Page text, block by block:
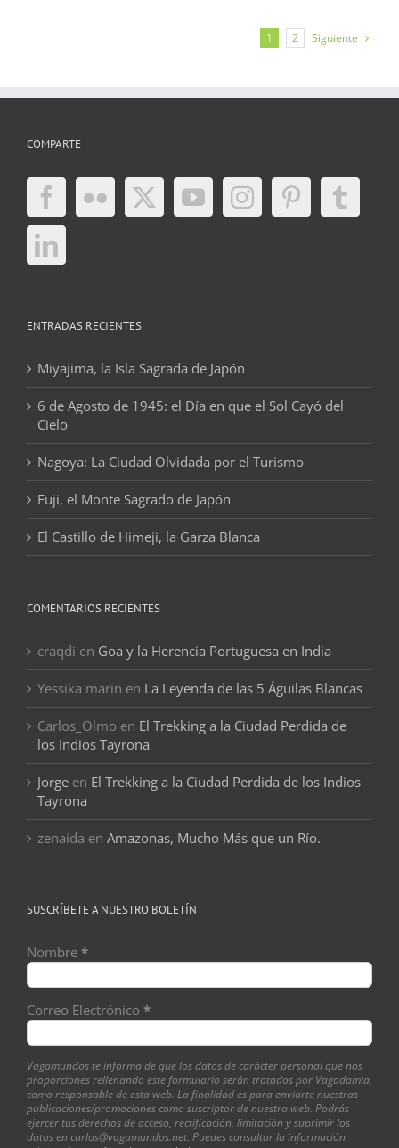
1 2 Siguiente
COMPARTE
ENTRADAS RECIENTES
Miyajima, la Isla Sagrada de Japón
6 de Agosto de 1945: el Día en que el Sol Cayó del
Cielo
Nagoya: La Ciudad Olvidada por el Turismo
Fuji, el Monte Sagrado de Japón
El Castillo de Himeji, la Garza Blanca
COMENTARIOS RECIENTES
craqdi en Goa y la Herencia Portuguesa en India
Yessika marin en La Leyenda de las 5 Águilas Blancas
Carlos_Olmo en El Trekking a la Ciudad Perdida de
los Indios Tayrona
Jorge en El Trekking a la Ciudad Perdida de los Indios
Tayrona
zenaida en Amazonas, Mucho Más que un Río.
SUSCRÍBETE A NUESTRO BOLETÍN
Nombre *
Correo Electrónico *
Vagamundos te informa de que los datos de carácter personal que nos
proporciones rellenando este formulario serán tratados por Vagadamia,
como responsable de esta web. La finalidad es para enviarte nuestras
publicaciones/promociones como suscriptor de nuestra web. Podrás
ejercer tus derechos de acceso, rectificación, limitación y suprimir los
datos en carlos@vagamundos.net. Puedes consultar la información